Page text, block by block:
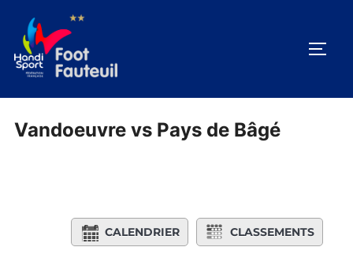
contenu
Vandoeuvre vs Pays de Bâgé
CALENDRIER CLASSEMENTS